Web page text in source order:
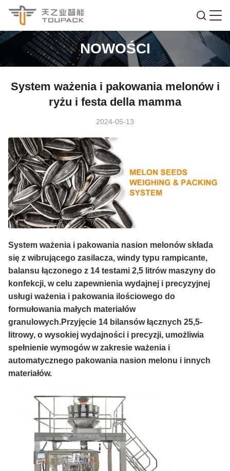
NOWOŚCI
System ważenia i pakowania melonów i
ryżu i festa della mamma
2024-05-13
System ważenia i pakowania nasion melonów składa
się z wibrującego zasilacza, windy typu rampicante,
balansu łączonego z 14 testami 2,5 litrów maszyny do
konfekcji, w celu zapewnienia wydajnej i precyzyjnej
usługi ważenia i pakowania ilościowego do
formułowania małych materiałów
granulowych.Przyjęcie 14 bilansów łącznych 25,5-
litrowy, o wysokiej wydajności i precyzji, umożliwia
spełnienie wymogów w zakresie ważenia i
automatycznego pakowania nasion melonu i innych
materiałów.